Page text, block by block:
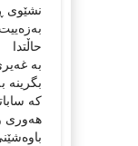
نشێوی
حاڵتدا
بە
بگرينە
کە
هەوری